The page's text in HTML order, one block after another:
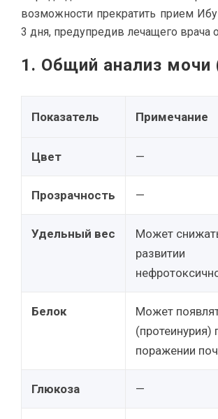
возможности прекратить прием
3 дня, предупредив лечащего врача
1. Общий анализ
Показатель Примечание
Цвет —
Прозрачность —
Удельный вес
Может
развитии
Белок
Может
(протеинурия)
поражении
Глюкоза —